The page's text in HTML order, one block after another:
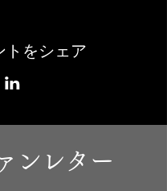
トをシェア
ンレター